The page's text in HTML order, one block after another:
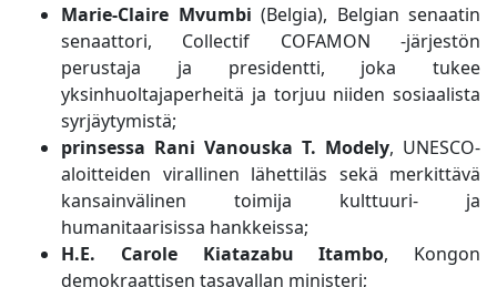
Marie-Claire Mvumbi (Belgia), Belgian senaatin
senaattori, Collectif COFAMON -järjestön
perustaja ja presidentti, joka tukee
yksinhuoltajaperheitä ja torjuu niiden sosiaalista
syrjäytymistä;
prinsessa Rani Vanouska T. Modely, UNESCO-
aloitteiden virallinen lähettiläs sekä merkittävä
kansainvälinen toimija kulttuuri- ja
humanitaarisissa hankkeissa;
H.E. Carole Kiatazabu Itambo, Kongon
demokraattisen tasavallan ministeri;